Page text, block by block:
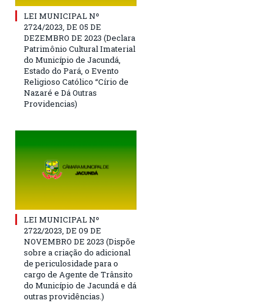
LEI MUNICIPAL Nº
2724/2023, DE 05 DE
DEZEMBRO DE 2023 (Declara
Patrimônio Cultural Imaterial
do Município de Jacundá,
Estado do Pará, o Evento
Religioso Católico “Círio de
Nazaré e Dá Outras
Providencias)
LEI MUNICIPAL Nº
2722/2023, DE 09 DE
NOVEMBRO DE 2023 (Dispõe
sobre a criação do adicional
de periculosidade para o
cargo de Agente de Trânsito
do Município de Jacundá e dá
outras providências.)